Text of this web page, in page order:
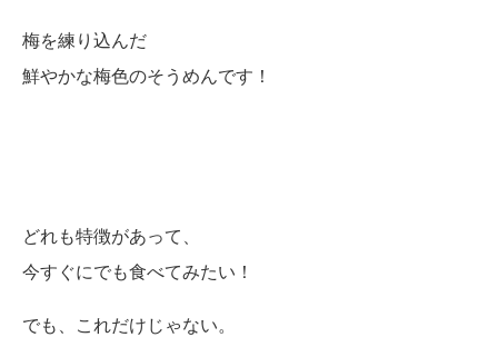
梅を練り込んだ
鮮やかな梅色のそうめんです！
どれも特徴があって、
今すぐにでも食べてみたい！
でも、これだけじゃない。